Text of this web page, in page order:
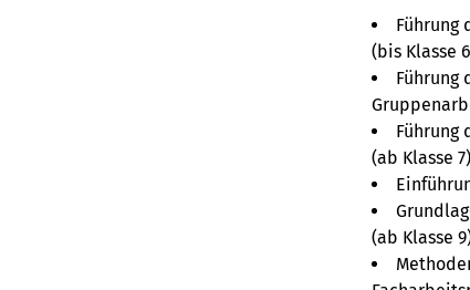
(bis Klasse
(ab Klasse 7)
(ab Klasse